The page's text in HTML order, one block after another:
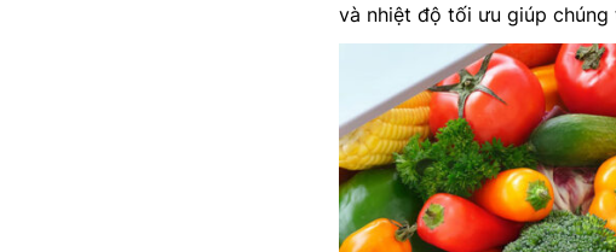
và nhiệt độ tối ưu giúp chúng